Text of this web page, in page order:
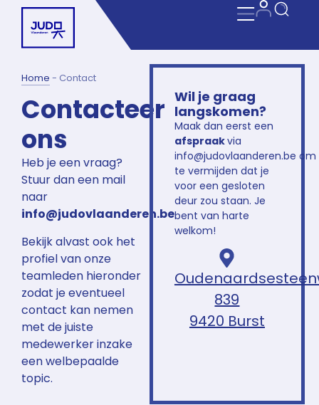
Home - Contact
Contacteer
ons
Heb je een vraag?
Stuur dan een mail
naar
info@judovlaanderen.be.
Bekijk alvast ook het
profiel van onze
teamleden hieronder
zodat je eventueel
contact kan nemen
met de juiste
medewerker inzake
een welbepaalde
topic.
Wil je graag
langskomen?
Maak dan eerst een
afspraakvia
info@judovlaanderen.be om
te vermijden dat je
voor een gesloten
deur zou staan. Je
bent van harte
welkom!
839
9420 Burst